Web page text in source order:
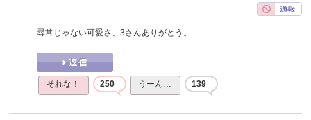
尋常じゃない可愛さ、3さんありがとう。
それな！ 250 うーん… 139